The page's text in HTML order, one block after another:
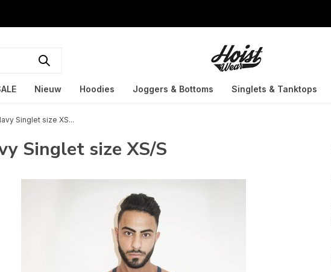
Nieuw Hoodies Joggers & Bottoms Singlets & Tanktops
Singlet size XS...
Singlet size XS/S